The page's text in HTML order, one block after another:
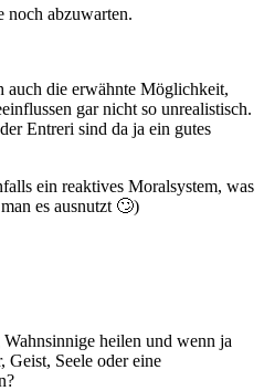
noch abzuwarten.
die erwähnte Möglichkeit,
gar nicht so unrealistisch.
Entreri sind da ja ein gutes
ein reaktives Moralsystem, was
es ausnutzt 🙄)
heilen und wenn ja
Geist, Seele oder eine